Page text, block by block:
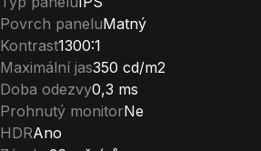
Povrch paneluMatný
Kontrast1300:1
Maximální jas350 cd/m2
Doba odezvy0,3 ms
Prohnutý monitorNe
HDRAno